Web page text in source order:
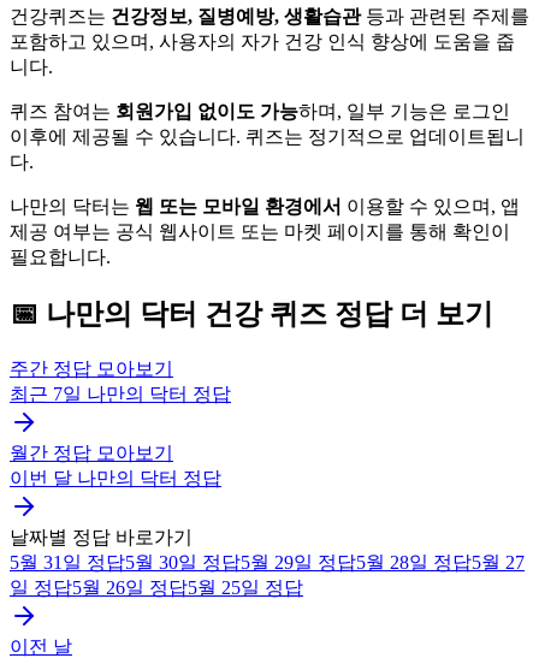
건강퀴즈는 건강정보, 질병예방, 생활습관등과 관련된 주제를
포함하고 있으며, 사용자의 자가 건강 인식 향상에 도움을 줍
니다.
퀴즈 참여는 회원가입 없이도 가능하며, 일부 기능은 로그인
이후에 제공될 수 있습니다. 퀴즈는 정기적으로 업데이트됩니
다.
나만의 닥터는 웹 또는 모바일 환경에서 이용할 수 있으며, 앱
제공 여부는 공식 웹사이트 또는 마켓 페이지를 통해 확인이
필요합니다.
📅 나만의 닥터 건강 퀴즈 정답 더 보기
주간 정답 모아보기
최근 7일 나만의 닥터 정답
월간 정답 모아보기
이번 달 나만의 닥터 정답
날짜별 정답 바로가기
5월 31일 정답5월 30일 정답5월 29일 정답5월 28일 정답5월 27
일 정답5월 26일 정답5월 25일 정답
이전 날